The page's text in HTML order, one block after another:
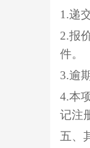
1.递
2.报
件。
3.逾
4.本
记注
五、